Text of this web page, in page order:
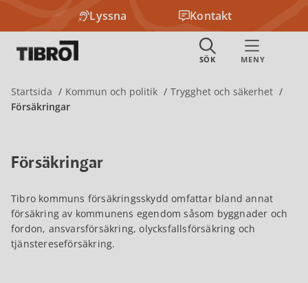
Lyssna Kontakt
Startsida Kommun och politik
Trygghet och säkerhet
Försäkringar
Försäkringar
Tibro kommuns försäkringsskydd omfattar bland annat
försäkring av kommunens egendom såsom byggnader och
fordon, ansvarsförsäkring, olycksfallsförsäkring och
tjänstereseförsäkring.